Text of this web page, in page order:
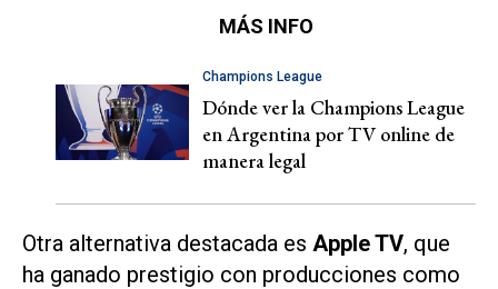
MÁS INFO
Champions League
Dónde ver la Champions League
en Argentina por TV online de
manera legal
Otra alternativa destacada es Apple TV, que
ha ganado prestigio con producciones como